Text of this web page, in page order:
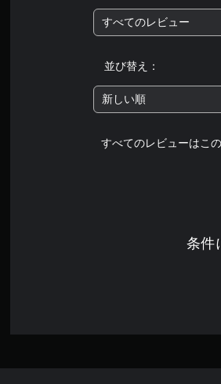
すべてのレビュー
並び替え：
新しい順
すべてのレビューはこ
条件